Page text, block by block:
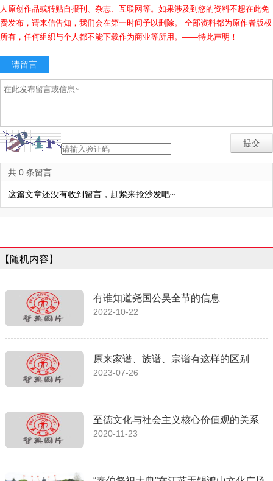
人原创作品或转贴自报刊、杂志、互联网等。如果涉及到您的资料不想在此免
费发布，请来信告知，我们会在第一时间予以删除。 全部资料都为原作者版权
所有，任何组织与个人都不能下载作为商业等所用。——特此声明！
请留言
共 0 条留言
这篇文章还没有收到留言，赶紧来抢沙发吧~
【随机内容】
有谁知道尧国公吴全节的信息
2022-10-22
原来家谱、族谱、宗谱有这样的区别
2023-07-26
至德文化与社会主义核心价值观的关系
2020-11-23